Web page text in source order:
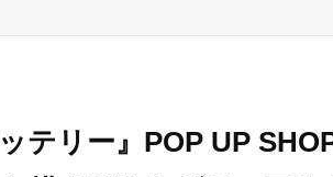
ッテリー』POP UP